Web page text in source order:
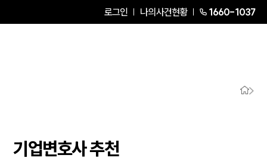
로그인 나의사건현황 1660-1037
기업변호사 추천